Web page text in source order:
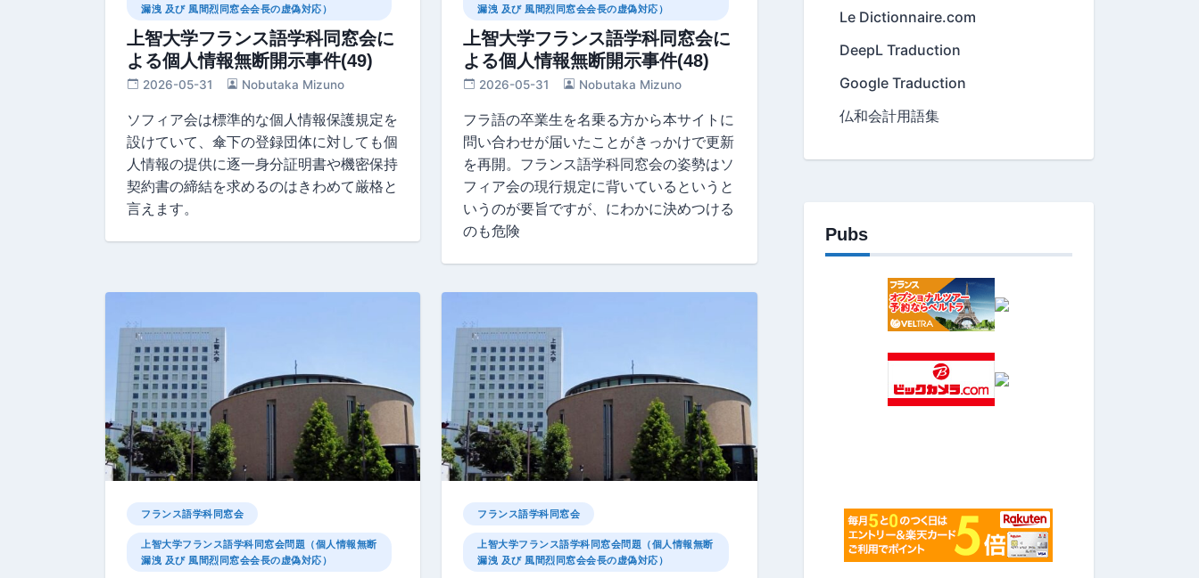
漏洩 及び 風間烈同窓会会長の虚偽対応）
上智大学フランス語学科同窓会に
よる個人情報無断開示事件(49)
2026-05-31 Nobutaka Mizuno
ソフィア会は標準的な個人情報保護規定を
設けていて、傘下の登録団体に対しても個
人情報の提供に逐一身分証明書や機密保持
契約書の締結を求めるのはきわめて厳格と
言えます。
漏洩 及び 風間烈同窓会会長の虚偽対応）
上智大学フランス語学科同窓会に
よる個人情報無断開示事件(48)
2026-05-31 Nobutaka Mizuno
フラ語の卒業生を名乗る方から本サイトに
問い合わせが届いたことがきっかけで更新
を再開。フランス語学科同窓会の姿勢はソ
フィア会の現行規定に背いているというと
いうのが要旨ですが、にわかに決めつける
のも危険
フランス語学科同窓会
上智大学フランス語学科同窓会問題（個人情報無断
漏洩 及び 風間烈同窓会会長の虚偽対応）
フランス語学科同窓会
上智大学フランス語学科同窓会問題（個人情報無断
漏洩 及び 風間烈同窓会会長の虚偽対応）
Le Dictionnaire.com
DeepL Traduction
Google Traduction
仏和会計用語集
Pubs